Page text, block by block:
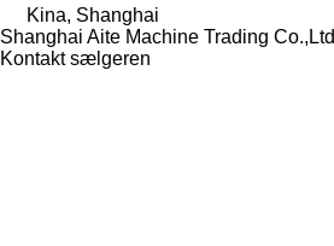
Kina, Shanghai
Shanghai Aite Machine Trading Co.,Ltd
Kontakt sælgeren